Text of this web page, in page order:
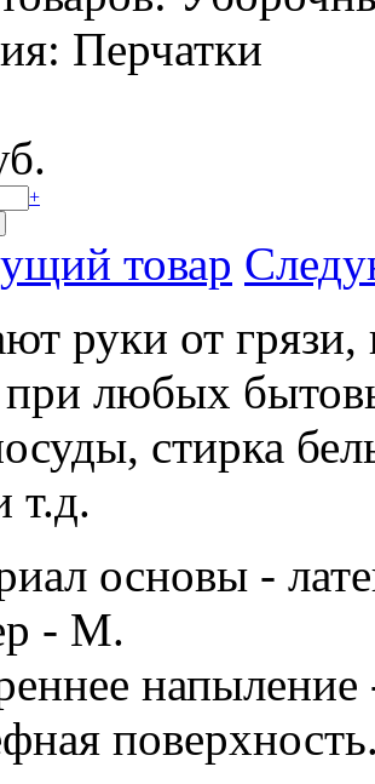
Перчатки
+
товар
руки от
при любых
стирка
т.д.
основы -
- M.